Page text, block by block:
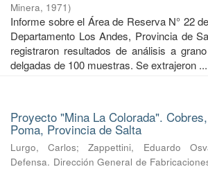
Minera, 1971)
Informe sobre el Área de Reserva N° 22
Departamento Los Andes, Provincia de
registraron resultados de análisis a
delgadas de 100 muestras. Se extrajeron ...
Proyecto "Mina La Colorada".
Poma, Provincia de Salta
Lurgo, Carlos;Zappettini, Eduardo
Defensa. Dirección General de